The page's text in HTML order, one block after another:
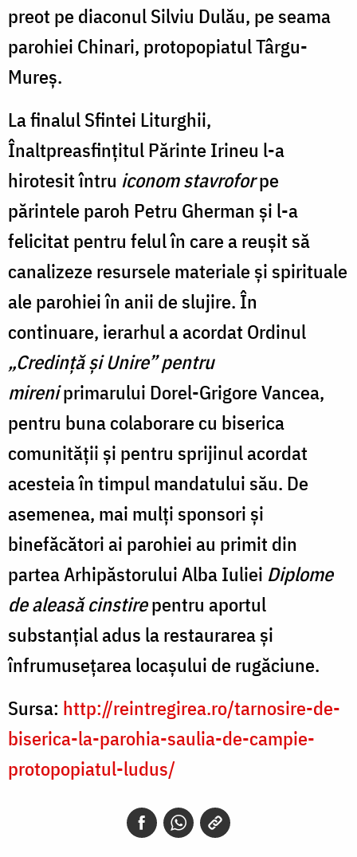
preot pe diaconul Silviu Dulău, pe seama
parohiei Chinari, protopopiatul Târgu-
Mureș.
La finalul Sfintei Liturghii,
Înaltpreasfinţitul Părinte Irineu l-a
hirotesit întru iconom stavroforpe
părintele paroh Petru Gherman și l-a
felicitat pentru felul în care a reușit să
canalizeze resursele materiale și spirituale
ale parohiei în anii de slujire. În
continuare, ierarhul a acordat Ordinul
„Credinţă şi Unire”pentru
mireniprimarului Dorel-Grigore Vancea,
pentru buna colaborare cu biserica
comunității și pentru sprijinul acordat
acesteia în timpul mandatului său. De
asemenea, mai mulți sponsori și
binefăcători ai parohiei au primit din
partea Arhipăstorului Alba Iuliei Diplome
de aleasă cinstirepentru aportul
substanţial adus la restaurarea şi
înfrumuseţarea locaşului de rugăciune.
Sursa: http://reintregirea.ro/tarnosire-de-
biserica-la-parohia-saulia-de-campie-
protopopiatul-ludus/